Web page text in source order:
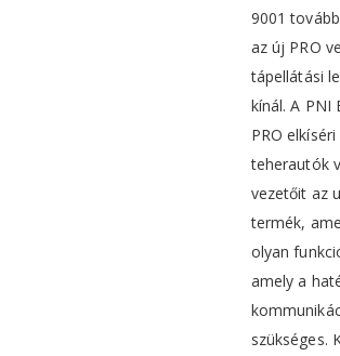
9001
az új PRO
tápellátási
kínál. A PNI
PRO
teherautók
vezetőit az
termék,
olyan
amely a
szükséges.